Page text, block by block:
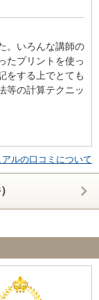
り前だけど、予
意。
、治安、立地な
多いです。赤本青
ます。 立地は繁
ら通うことがで
定食屋があって寮
と放任主義で、欠
た。勉強を継続的
いては皆無でし
とあまり充実して
。いろんな講師の
たプリントを使っ
をする上でとても
等の計算テクニッ
分かれていて、さ
いました。授業を
分かれるレベルに
、表彰されたりし
、治安、立地な
あります。よく会
けるので、真ん中
と思います。ま
ルの口コミについて